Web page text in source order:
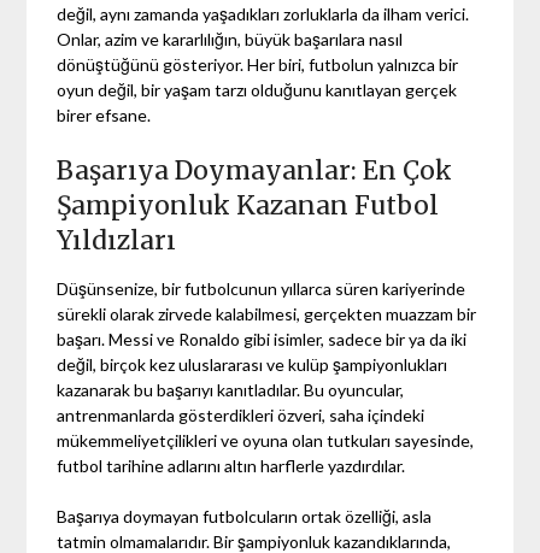
değil, aynı zamanda yaşadıkları zorluklarla da ilham verici.
Onlar, azim ve kararlılığın, büyük başarılara nasıl
dönüştüğünü gösteriyor. Her biri, futbolun yalnızca bir
oyun değil, bir yaşam tarzı olduğunu kanıtlayan gerçek
birer efsane.
Başarıya Doymayanlar: En Çok
Şampiyonluk Kazanan Futbol
Yıldızları
Düşünsenize, bir futbolcunun yıllarca süren kariyerinde
sürekli olarak zirvede kalabilmesi, gerçekten muazzam bir
başarı. Messi ve Ronaldo gibi isimler, sadece bir ya da iki
değil, birçok kez uluslararası ve kulüp şampiyonlukları
kazanarak bu başarıyı kanıtladılar. Bu oyuncular,
antrenmanlarda gösterdikleri özveri, saha içindeki
mükemmeliyetçilikleri ve oyuna olan tutkuları sayesinde,
futbol tarihine adlarını altın harflerle yazdırdılar.
Başarıya doymayan futbolcuların ortak özelliği, asla
tatmin olmamalarıdır. Bir şampiyonluk kazandıklarında,